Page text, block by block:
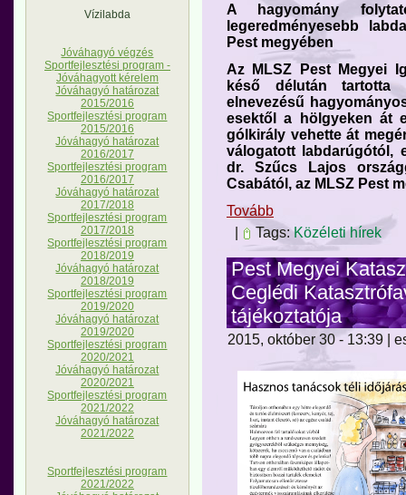
Vízilabda
Jóváhagyó végzés
Sportfejlesztési program -
Jóváhagyott kérelem
Jóváhagyó határozat
2015/2016
Sportfejlesztési program
2015/2016
Jóváhagyó határozat
2016/2017
Sportfejlesztési program
2016/2017
Jóváhagyó határozat
2017/2018
Sportfejlesztési program
2017/2018
Sportfejlesztési program
2018/2019
Jóváhagyó határozat
2018/2019
Sportfejlesztési program
2019/2020
Jóváhagyó határozat
2019/2020
Sportfejlesztési program
2020/2021
Jóváhagyó határozat
2020/2021
Sportfejlesztési program
2021/2022
Jóváhagyó határozat
2021/2022
Sportfejlesztési program
2021/2022
A hagyomány
legeredményesebb
Pest megyében
Az MLSZ Pest Megyei
késő délután tartotta
elnevezésű
esektől a hölgyeken át
gólkirály vehette át
válogatott labdarúgótól,
dr. Szűcs Lajos
Csabától, az MLSZ Pest
Tovább
Tags:Közéleti hírek
Pest Megyei
Ceglédi
tájékoztatója
2015, október 30 - 13:39 |